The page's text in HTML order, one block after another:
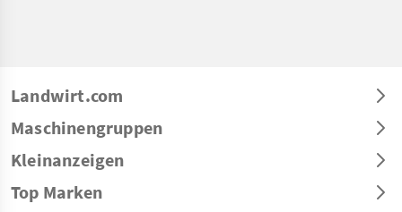
Landwirt.com
Maschinengruppen
Kleinanzeigen
Top Marken